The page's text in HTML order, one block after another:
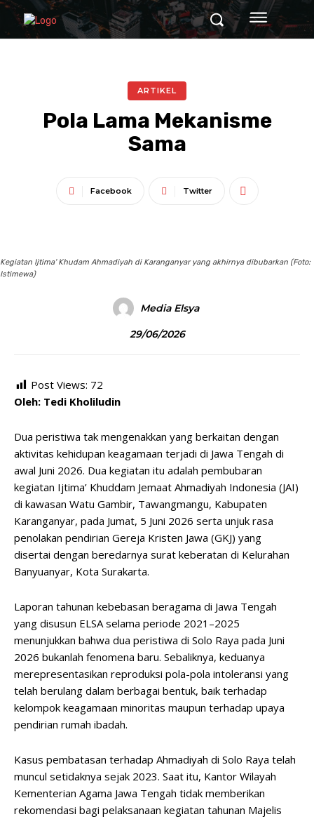
ARTIKEL
Pola Lama Mekanisme
Sama
Facebook Twitter
Kegiatan Ijtima' Khudam Ahmadiyah di Karanganyar yang akhirnya dibubarkan (Foto:
Istimewa)
Media Elsya
29/06/2026
Post Views: 72
Oleh: Tedi Kholiludin
Dua peristiwa tak mengenakkan yang berkaitan dengan
aktivitas kehidupan keagamaan terjadi di Jawa Tengah di
awal Juni 2026. Dua kegiatan itu adalah pembubaran
kegiatan Ijtima’ Khuddam Jemaat Ahmadiyah Indonesia (JAI)
di kawasan Watu Gambir, Tawangmangu, Kabupaten
Karanganyar, pada Jumat, 5 Juni 2026 serta unjuk rasa
penolakan pendirian Gereja Kristen Jawa (GKJ) yang
disertai dengan beredarnya surat keberatan di Kelurahan
Banyuanyar, Kota Surakarta.
Laporan tahunan kebebasan beragama di Jawa Tengah
yang disusun ELSA selama periode 2021–2025
menunjukkan bahwa dua peristiwa di Solo Raya pada Juni
2026 bukanlah fenomena baru. Sebaliknya, keduanya
merepresentasikan reproduksi pola-pola intoleransi yang
telah berulang dalam berbagai bentuk, baik terhadap
kelompok keagamaan minoritas maupun terhadap upaya
pendirian rumah ibadah.
Kasus pembatasan terhadap Ahmadiyah di Solo Raya telah
muncul setidaknya sejak 2023. Saat itu, Kantor Wilayah
Kementerian Agama Jawa Tengah tidak memberikan
rekomendasi bagi pelaksanaan kegiatan tahunan Majelis